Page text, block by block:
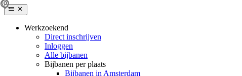
Werkzoekend
Direct inschrijven
Inloggen
Alle bijbanen
Bijbanen per plaats
Bijbanen in Amsterdam